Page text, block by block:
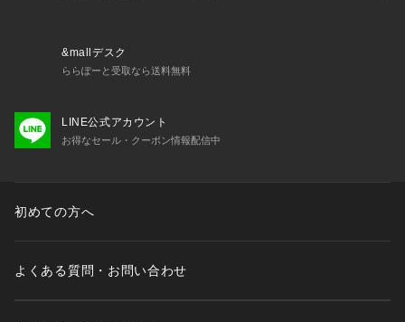
&mallデスク
ららぽーと受取なら送料無料
LINE公式アカウント
お得なセール・クーポン情報配信中
初めての方へ
よくある質問・お問い合わせ